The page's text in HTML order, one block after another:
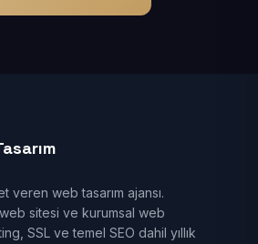
veren web tasarım ajansı.
sitesi ve kurumsal web
SSL ve temel SEO dahil yıllık